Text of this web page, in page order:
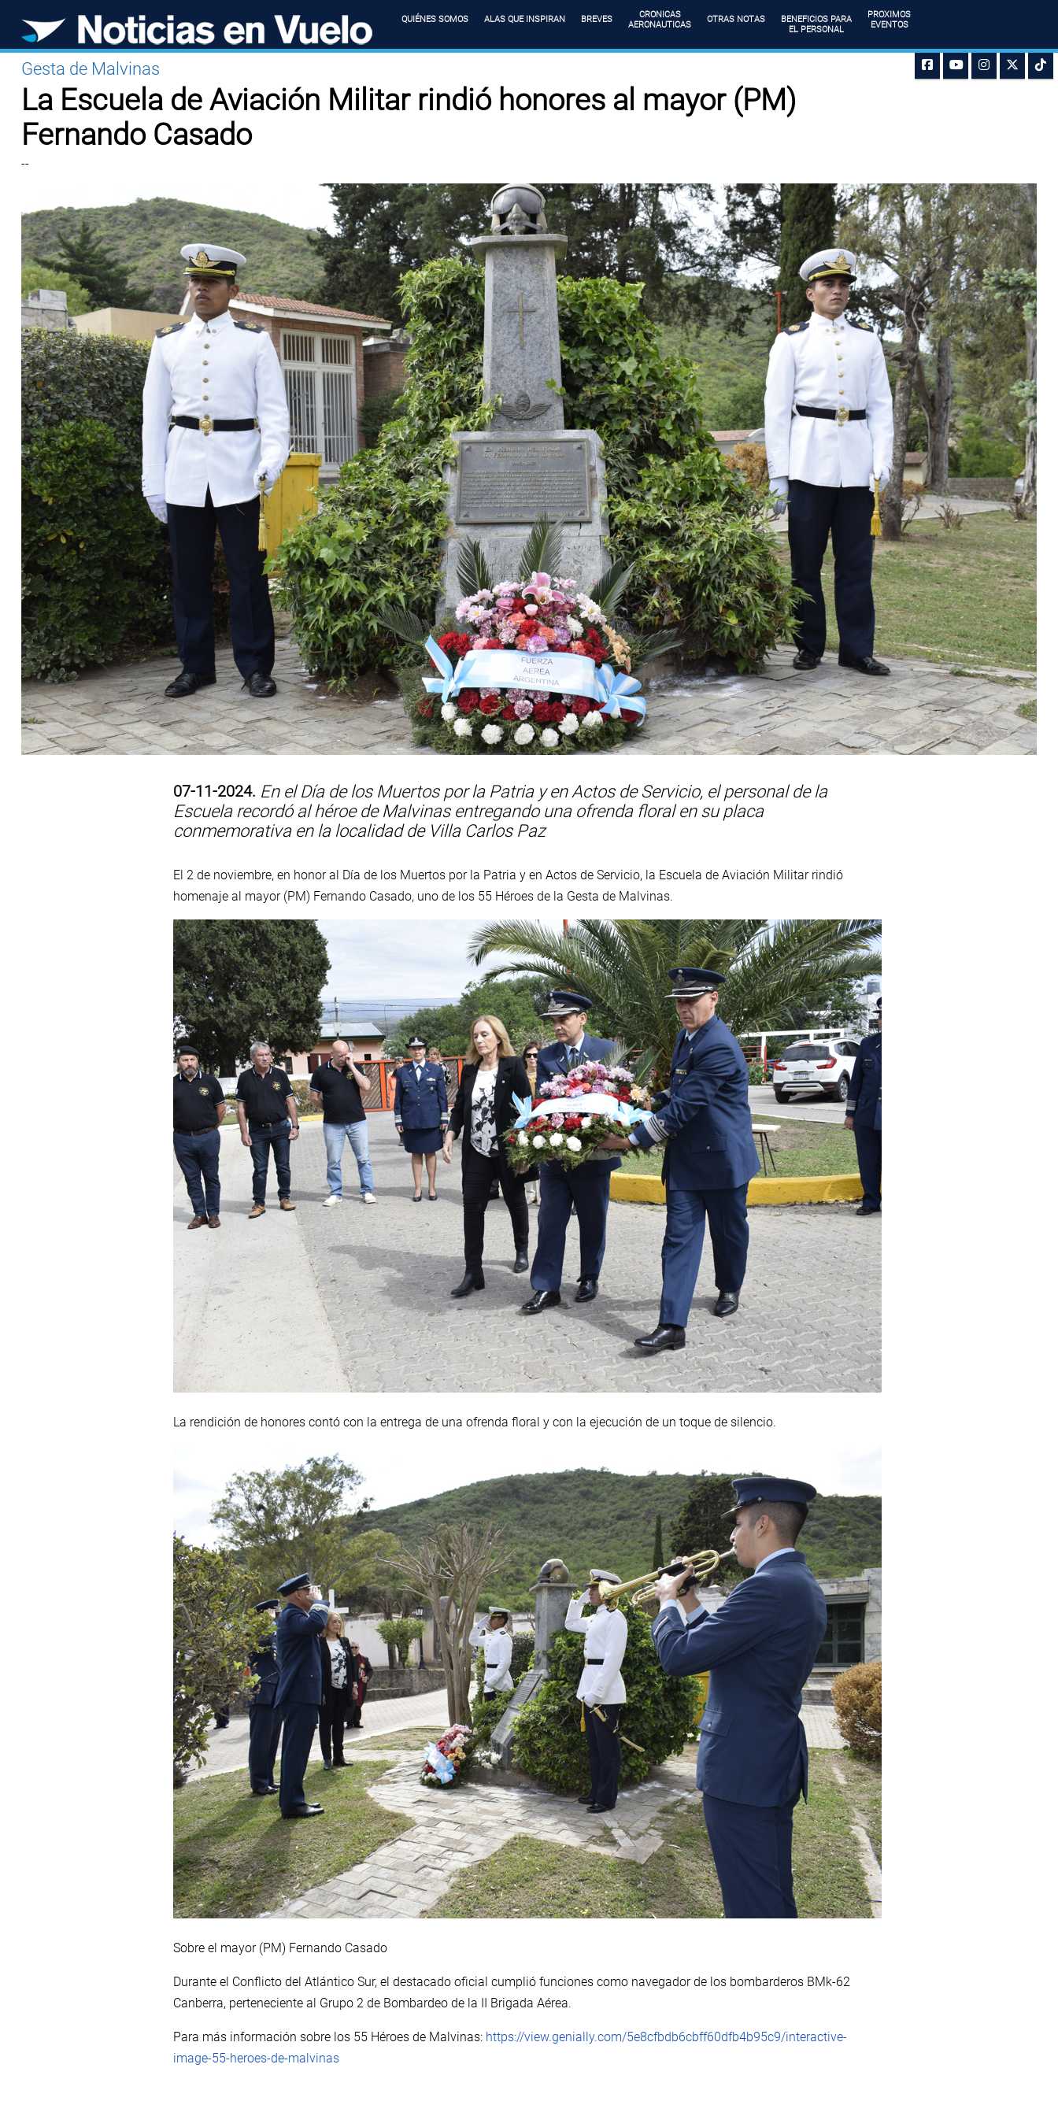
QUIÉNES SOMOS ALAS QUE INSPIRAN BREVES
CRONICAS
AERONAUTICAS
OTRAS NOTAS
BENEFICIOS PARA
EL PERSONAL
PROXIMOS
EVENTOS
Gesta de Malvinas
La Escuela de Aviación Militar rindió honores al mayor (PM)
Fernando Casado
--
07-11-2024. En el Día de los Muertos por la Patria y en Actos de Servicio, el personal de la
Escuela recordó al héroe de Malvinas entregando una ofrenda floral en su placa
conmemorativa en la localidad de Villa Carlos Paz
El 2 de noviembre, en honor al Día de los Muertos por la Patria y en Actos de Servicio, la Escuela de Aviación Militar rindió
homenaje al mayor (PM) Fernando Casado, uno de los 55 Héroes de la Gesta de Malvinas.
La rendición de honores contó con la entrega de una ofrenda floral y con la ejecución de un toque de silencio.
Sobre el mayor (PM) Fernando Casado
Durante el Conflicto del Atlántico Sur, el destacado oficial cumplió funciones como navegador de los bombarderos BMk-62
Canberra, perteneciente al Grupo 2 de Bombardeo de la II Brigada Aérea.
Para más información sobre los 55 Héroes de Malvinas: https://view.genially.com/5e8cfbdb6cbff60dfb4b95c9/interactive-
image-55-heroes-de-malvinas